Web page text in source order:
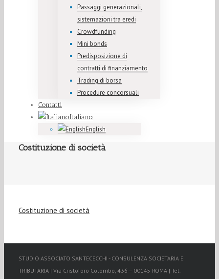
Passaggi generazionali,
sistemazioni tra eredi
Crowdfunding
Mini bonds
Predisposizione di
contratti di finanziamento
Trading di borsa
Procedure concorsuali
Contatti
Italiano
English
Costituzione di società
Costituzione di società
STUDIO ASSOCIATO SANTECECCHI - CONSULENZA SOCIETARIA E
TRIBUTARIA | Via Cristoforo Colombo, 436 – 00145 ROMA | Tel.